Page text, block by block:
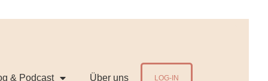
LOG-IN
& Podcast Über uns